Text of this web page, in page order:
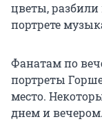
цветы,
портрете
Фанатам по
портреты
место.
днем и вечером.